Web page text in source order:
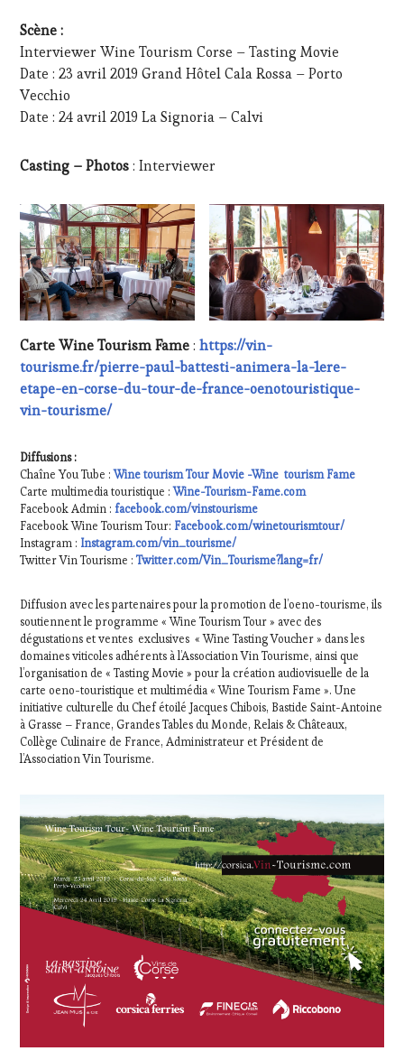
OENOTOURISME
PARTENAIRES
TOURISME,
PRODUCTEURS
TERROIR,
CUISINIER,
SOMMELIER,
SALONS
INTERNATIONAUX,
SPOT
BY,
TASTING
MOVIE,
WINE
TASTING
VOUCHER,
WINE
WINE
TOURISM
TOUR,
WINE
TOURISM
TOUR
MOVIE
Scène :
Interviewer Wine Tourism Corse – Tasting Movie
Date : 23 avril 2019 Grand Hôtel Cala Rossa – Porto
Vecchio
Date : 24 avril 2019 La Signoria – Calvi
Casting – Photos: Interviewer
Carte Wine Tourism Fame:https://vin-
tourisme.fr/pierre-paul-battesti-animera-la-1ere-
etape-en-corse-du-tour-de-france-oenotouristique-
vin-tourisme/
Diffusions :
Chaîne You Tube :Wine tourism Tour Movie -Wine tourism Fame
Carte multimedia touristique :Wine-Tourism-Fame.com
Facebook Admin :facebook.com/vinstourisme
Facebook Wine Tourism Tour: Facebook.com/winetourismtour/
Instagram : Instagram.com/vin_tourisme/
Twitter Vin Tourisme :Twitter.com/Vin_Tourisme?lang=fr/
Diffusion avec les partenaires pour la promotion de l’oeno-tourisme, ils
soutiennent le programme « Wine Tourism Tour » avec des
dégustations et ventes exclusives « Wine Tasting Voucher » dans les
domaines viticoles adhérents à l’Association Vin Tourisme, ainsi que
l’organisation de « Tasting Movie » pour la création audiovisuelle de la
carte oeno-touristique et multimédia « Wine Tourism Fame ». Une
initiative culturelle du Chef étoilé Jacques Chibois, Bastide Saint-Antoine
à Grasse – France, Grandes Tables du Monde, Relais & Châteaux,
Collège Culinaire de France, Administrateur et Président de
l’Association Vin Tourisme.